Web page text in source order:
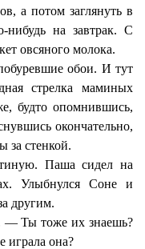
а потом заглянуть в
нибудь на завтрак. С
овсяного молока.
обои. И тут
стрелка маминых
будто опомнившись,
окончательно,
за стенкой.
Паша сидел на
Улыбнулся Соне и
другим.
— Ты тоже их знаешь?
играла она?